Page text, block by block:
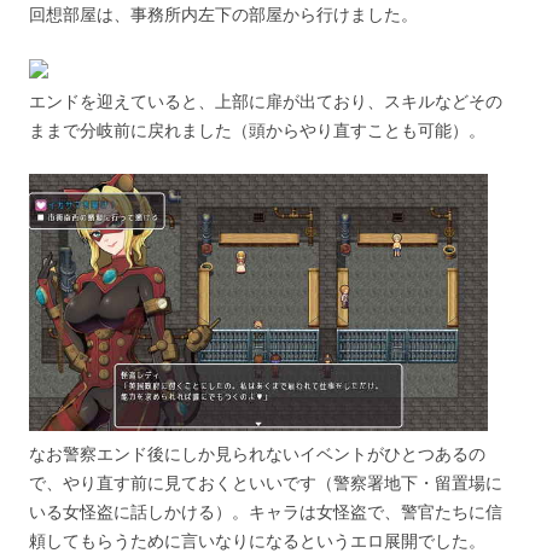
回想部屋は、事務所内左下の部屋から行けました。
エンドを迎えていると、上部に扉が出ており、スキルなどその
ままで分岐前に戻れました（頭からやり直すことも可能）。
なお警察エンド後にしか見られないイベントがひとつあるの
で、やり直す前に見ておくといいです（警察署地下・留置場に
いる女怪盗に話しかける）。キャラは女怪盗で、警官たちに信
頼してもらうために言いなりになるというエロ展開でした。